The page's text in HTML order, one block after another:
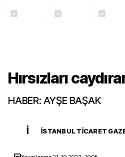
Hırsızları
HABER: AYŞE BAŞAK
İ İSTANBUL TICARET